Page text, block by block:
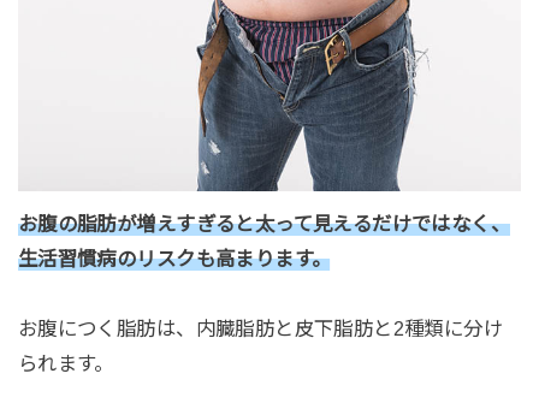
お腹の脂肪が増えすぎると太って見えるだけではなく、
生活習慣病のリスクも高まります。
お腹につく脂肪は、内臓脂肪と皮下脂肪と2種類に分け
られます。